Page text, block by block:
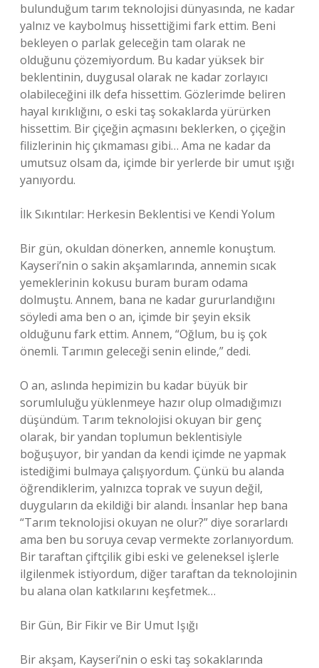
bulunduğum tarım teknolojisi dünyasında, ne kadar
yalnız ve kaybolmuş hissettiğimi fark ettim. Beni
bekleyen o parlak geleceğin tam olarak ne
olduğunu çözemiyordum. Bu kadar yüksek bir
beklentinin, duygusal olarak ne kadar zorlayıcı
olabileceğini ilk defa hissettim. Gözlerimde beliren
hayal kırıklığını, o eski taş sokaklarda yürürken
hissettim. Bir çiçeğin açmasını beklerken, o çiçeğin
filizlerinin hiç çıkmaması gibi… Ama ne kadar da
umutsuz olsam da, içimde bir yerlerde bir umut ışığı
yanıyordu.
İlk Sıkıntılar: Herkesin Beklentisi ve Kendi Yolum
Bir gün, okuldan dönerken, annemle konuştum.
Kayseri’nin o sakin akşamlarında, annemin sıcak
yemeklerinin kokusu buram buram odama
dolmuştu. Annem, bana ne kadar gururlandığını
söyledi ama ben o an, içimde bir şeyin eksik
olduğunu fark ettim. Annem, “Oğlum, bu iş çok
önemli. Tarımın geleceği senin elinde,” dedi.
O an, aslında hepimizin bu kadar büyük bir
sorumluluğu yüklenmeye hazır olup olmadığımızı
düşündüm. Tarım teknolojisi okuyan bir genç
olarak, bir yandan toplumun beklentisiyle
boğuşuyor, bir yandan da kendi içimde ne yapmak
istediğimi bulmaya çalışıyordum. Çünkü bu alanda
öğrendiklerim, yalnızca toprak ve suyun değil,
duyguların da ekildiği bir alandı. İnsanlar hep bana
“Tarım teknolojisi okuyan ne olur?” diye sorarlardı
ama ben bu soruya cevap vermekte zorlanıyordum.
Bir taraftan çiftçilik gibi eski ve geleneksel işlerle
ilgilenmek istiyordum, diğer taraftan da teknolojinin
bu alana olan katkılarını keşfetmek…
Bir Gün, Bir Fikir ve Bir Umut Işığı
Bir akşam, Kayseri’nin o eski taş sokaklarında